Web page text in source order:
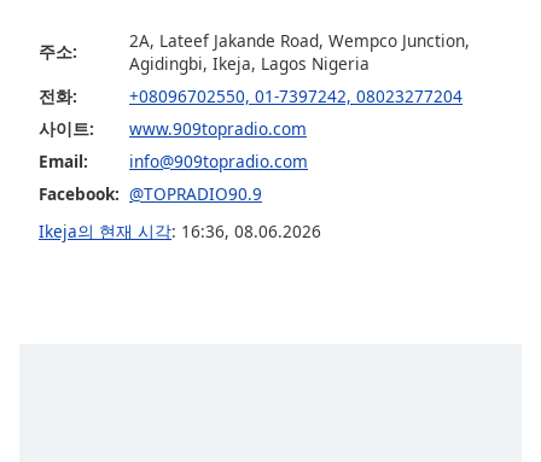
opens
subtitles
settings
dialog
subtitles
off,
selected
주소:
2A, Lateef Jakande Road, Wempco Junction,
Agidingbi, Ikeja, Lagos Nigeria
전화:
+08096702550, 01-7397242, 08023277204
사이트:
www.909topradio.com
Email:
info@909topradio.com
Facebook: @TOPRADIO90.9
Ikeja의 현재 시각: 16:36, 08.06.2026